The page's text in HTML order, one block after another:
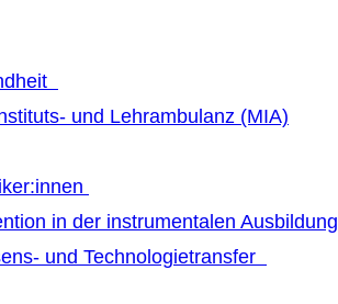
und Lehrambulanz (MIA)
in der instrumentalen Ausbildung
und Technologietransfer